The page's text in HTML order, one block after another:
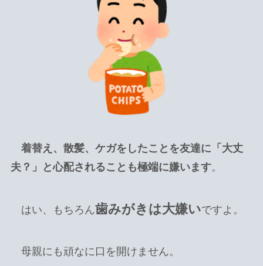
着替え、散髪、ケガをしたことを友達に「大丈
夫？」と心配されることも極端に嫌います。
はい、もちろん歯みがきは大嫌いですよ。
母親にも頑なに口を開けません。